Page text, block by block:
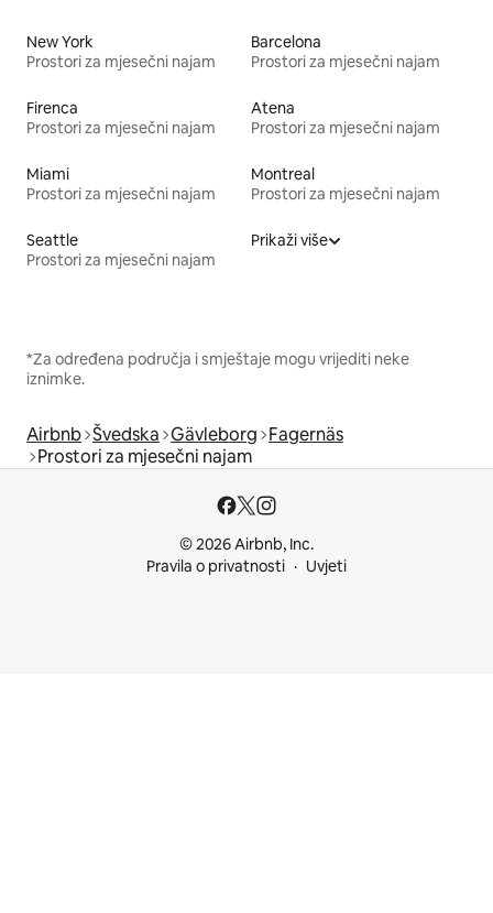
New York
Prostori za mjesečni najam
Barcelona
Prostori za mjesečni najam
Firenca
Prostori za mjesečni najam
Atena
Prostori za mjesečni najam
Miami
Prostori za mjesečni najam
Montreal
Prostori za mjesečni najam
Seattle
Prostori za mjesečni najam
Prikaži više
*Za određena područja i smještaje mogu vrijediti neke
iznimke.
Airbnb Švedska Gävleborg Fagernäs
Prostori za mjesečni najam
© 2026 Airbnb, Inc.
Pravila o privatnosti
Uvjeti